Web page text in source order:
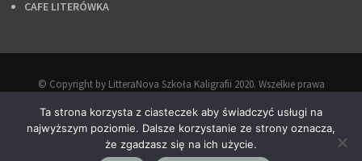
CAFE LITERÓWKA
© Copyright by LitteraNova Szkoła Kaligrafii 2020. Wszelkie prawa
Projekt i wykonanie:Agencja Interaktywna Epoka.
Ta strona korzysta z ciasteczek aby świadczyć usługi na
najwyższym poziomie. Dalsze korzystanie ze strony oznacza,
że zgadzasz się na ich użycie.